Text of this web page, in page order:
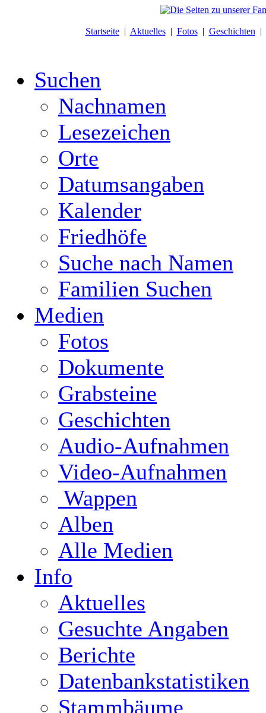
Startseite| Aktuelles| Fotos| Geschichten |
Suchen
Nachnamen
Lesezeichen
Orte
Datumsangaben
Kalender
Friedhöfe
Suche nach Namen
Familien Suchen
Medien
Fotos
Dokumente
Grabsteine
Geschichten
Audio-Aufnahmen
Video-Aufnahmen
Wappen
Alben
Alle Medien
Info
Aktuelles
Gesuchte Angaben
Berichte
Datenbankstatistiken
Stammbäume